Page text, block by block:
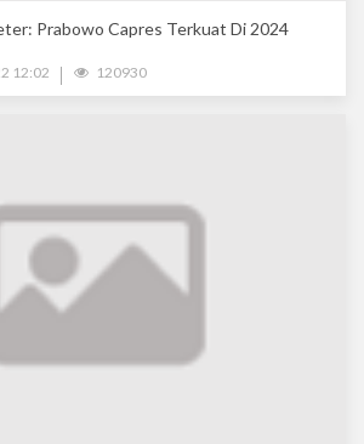
Prabowo Capres Terkuat Di 2024
12:02 120930